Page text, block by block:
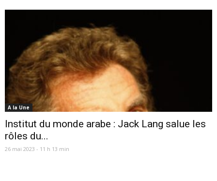
A la Une
Institut du monde arabe : Jack Lang salue les
rôles du...
26 mai 2023 - 11 h 13 min